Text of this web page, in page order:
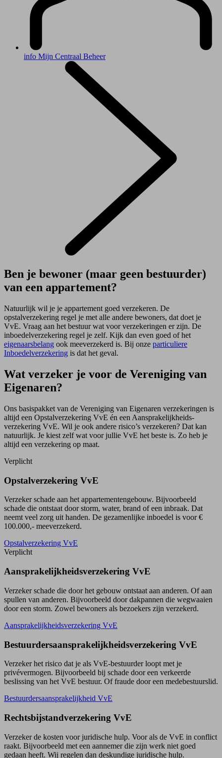
info Mijn Centraal Beheer
Ben je bewoner (maar geen bestuurder)
van een appartement?
Natuurlijk wil je je appartement goed verzekeren. De
opstalverzekering regel je met alle andere bewoners, dat doet je
VvE. Vraag aan het bestuur wat voor verzekeringen er zijn. De
inboedelverzekering regel je zelf. Kijk dan even goed of het
eigenaarsbelang ook meeverzekerd is. Bij onze particuliere
Inboedelverzekering is dat het geval.
Wat verzeker je voor de Vereniging van
Eigenaren?
Ons basispakket van de Vereniging van Eigenaren verzekeringen is
altijd een Opstalverzekering VvE én een Aansprakelijkheids­
verzekering VvE. Wil je ook andere risico’s verzekeren? Dat kan
natuurlijk. Je kiest zelf wat voor jullie VvE het beste is. Zo heb je
altijd een verzekering op maat.
Verplicht
Opstalverzekering VvE
Verzeker schade aan het appartementen­gebouw. Bijvoorbeeld
schade die ontstaat door storm, water, brand of een inbraak. Dat
neemt veel zorg uit handen. De gezamenlijke inboedel is voor ­€
100.000,- meeverzekerd.
Opstalverzekering VvE
Verplicht
Aansprakelijk­heids­­verzekering VvE
Verzeker schade die door het gebouw ontstaat aan anderen. Of aan
spullen van anderen. Bijvoorbeeld door dakpannen die wegwaaien
door een storm. Zowel bewoners als bezoekers zijn verzekerd.
Aansprakelijkheids­verzekering VvE
Bestuurders­aansprakelijkheids­verzekering VvE
Verzeker het risico dat je als VvE-bestuurder loopt met je
privévermogen. Bijvoorbeeld bij schade door een verkeerde
beslissing van het VvE bestuur. Of fraude door een medebestuurslid.
Bestuurdersaansprakelijkheid VvE
Rechtsbijstand­verzekering VvE
Verzeker de kosten voor juridische hulp. Voor als de VvE in conflict
raakt. Bijvoor­beeld met een aannemer die zijn werk niet goed
gedaan heeft. Wij regelen dan deskundige juridische hulp.